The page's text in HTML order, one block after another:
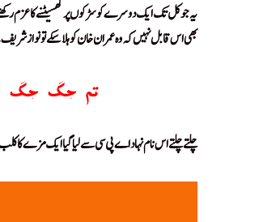
یہ جو کل تک ایک دوسرے کو سڑکوں پر گھسیٹنے کا عزم
بھی اس قابل نہیں کہ وہ عمران خان کو ہلا سکے تو
تم جگ جگ
چلتے چلتے اس نام نہاد اے پی سی سے لیا گیا ایک مزے کا